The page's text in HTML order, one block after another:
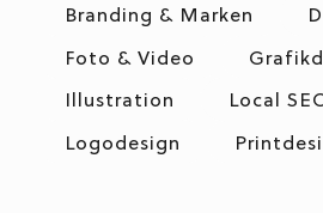
Branding & Marken
Foto & Video
Illustration
Local
Logodesign